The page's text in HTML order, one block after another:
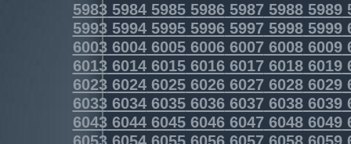
5983598459855986598759885989
5993599459955996599759985999
6003600460056006600760086009
6013601460156016601760186019
6023602460256026602760286029
6033603460356036603760386039
6043604460456046604760486049